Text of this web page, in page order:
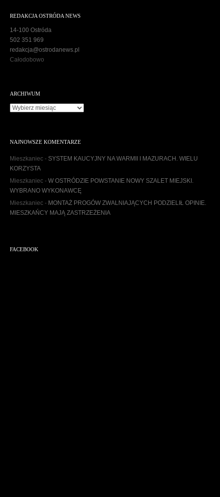
REDAKCJA OSTRÓDA NEWS
14-100 Ostróda
502 351 969
redakcja@ostrodanews.pl
Całodobowo
ARCHIWUM
A
w
u
NAJNOWSZE KOMENTARZE
Mieszkaniec - SYSTEM KAUCYJNY NA WARMII I MAZURACH. WIELU
KORZYSTA
Mieszkaniec - W OSTRÓDZIE POWSTANIE NOWY SZALET MIEJSKI.
WYBRANO WYKONAWCĘ
Mieszkaniec - MONTAŻ PROGÓW ZWALNIAJĄCYCH PODZIELIŁ OPINIE.
MIESZKAŃCY MAJĄ ZASTRZEŻENIA
FACEBOOK